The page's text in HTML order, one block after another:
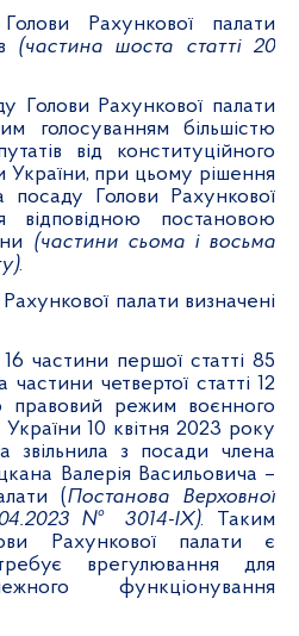
Рахункової палати
(частина шоста статті 20
Голови Рахункової палати
голосуванням більшістю
від конституційного
України, при цьому рішення
Голови Рахункової
відповідною постановою
(частини сьома і восьма
.
палати визначені
частини першої статті 85
частини четвертої статті 12
правовий режим воєнного
10 квітня 2023 року
звільнила з посади члена
Валерія Васильовича –
(Постанова Верховної
№ 3014-ІХ). Таким
Рахункової палати є
врегулювання для
функціонування